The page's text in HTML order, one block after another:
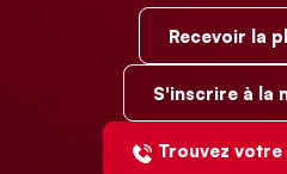
Recevoir la
S'inscrire à la
Trouvez